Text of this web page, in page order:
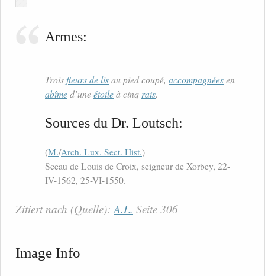
Armes:
Troisfleurs de lisau pied coupé, accompagnéesen
abîmed’uneétoileà cinqrais.
Sources du Dr. Loutsch:
(M./Arch. Lux. Sect. Hist.)
Sceau de Louis de Croix, seigneur de Xorbey, 22-
IV-1562, 25-VI-1550.
Zitiert nach (Quelle):A.L. Seite 306
Image Info